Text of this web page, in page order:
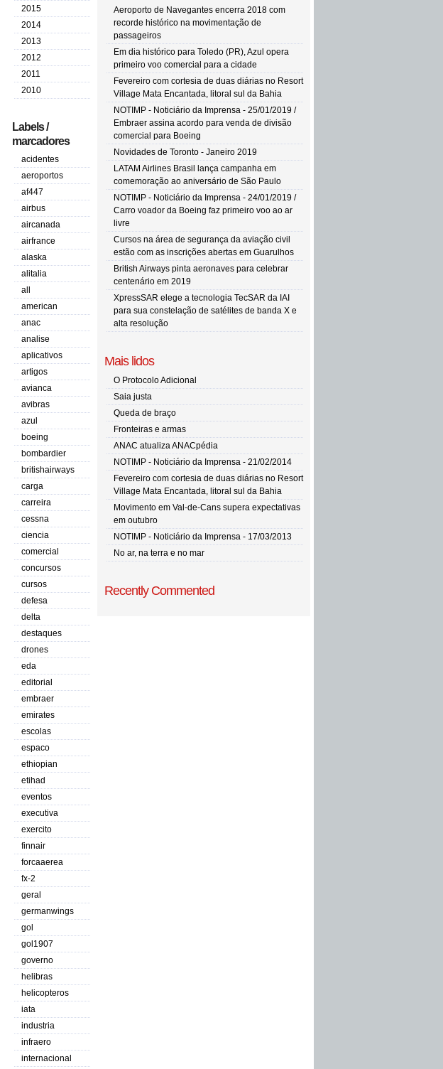
2015
2014
2013
2012
2011
2010
Labels /
marcadores
acidentes
aeroportos
af447
airbus
aircanada
airfrance
alaska
alitalia
all
american
anac
analise
aplicativos
artigos
avianca
avibras
azul
boeing
bombardier
britishairways
carga
carreira
cessna
ciencia
comercial
concursos
cursos
defesa
delta
destaques
drones
eda
editorial
embraer
emirates
escolas
espaco
ethiopian
etihad
eventos
executiva
exercito
finnair
forcaaerea
fx-2
geral
germanwings
gol
gol1907
governo
helibras
helicopteros
iata
industria
infraero
internacional
Aeroporto de Navegantes encerra 2018 com
recorde histórico na movimentação de
passageiros
Em dia histórico para Toledo (PR), Azul opera
primeiro voo comercial para a cidade
Fevereiro com cortesia de duas diárias no Resort
Village Mata Encantada, litoral sul da Bahia
NOTIMP - Noticiário da Imprensa - 25/01/2019 /
Embraer assina acordo para venda de divisão
comercial para Boeing
Novidades de Toronto - Janeiro 2019
LATAM Airlines Brasil lança campanha em
comemoração ao aniversário de São Paulo
NOTIMP - Noticiário da Imprensa - 24/01/2019 /
Carro voador da Boeing faz primeiro voo ao ar
livre
Cursos na área de segurança da aviação civil
estão com as inscrições abertas em Guarulhos
British Airways pinta aeronaves para celebrar
centenário em 2019
XpressSAR elege a tecnologia TecSAR da IAI
para sua constelação de satélites de banda X e
alta resolução
Mais lidos
O Protocolo Adicional
Saia justa
Queda de braço
Fronteiras e armas
ANAC atualiza ANACpédia
NOTIMP - Noticiário da Imprensa - 21/02/2014
Fevereiro com cortesia de duas diárias no Resort
Village Mata Encantada, litoral sul da Bahia
Movimento em Val-de-Cans supera expectativas
em outubro
NOTIMP - Noticiário da Imprensa - 17/03/2013
No ar, na terra e no mar
Recently Commented